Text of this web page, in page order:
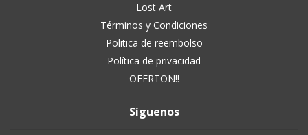
Lost Art
Términos y Condiciones
Politica de reembolso
Política de privacidad
OFERTON!!
Síguenos